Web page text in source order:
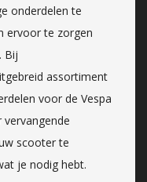
onderdelen te
ervoor te zorgen
Bij
assortiment
voor de Vespa
scooter te
je nodig hebt.